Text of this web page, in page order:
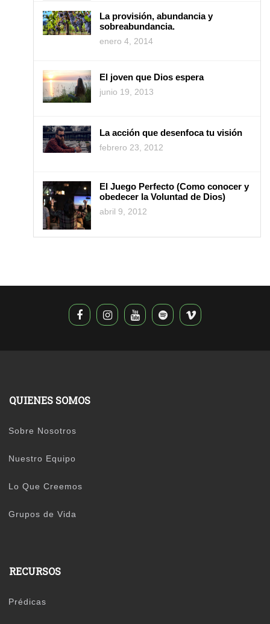
La provisión, abundancia y
sobreabundancia.
enero 4, 2014
El joven que Dios espera
junio 19, 2013
La acción que desenfoca tu visión
febrero 23, 2012
El Juego Perfecto (Como conocer y
obedecer la Voluntad de Dios)
abril 9, 2012
QUIENES SOMOS
Sobre Nosotros
Nuestro Equipo
Lo Que Creemos
Grupos de Vida
RECURSOS
Prédicas